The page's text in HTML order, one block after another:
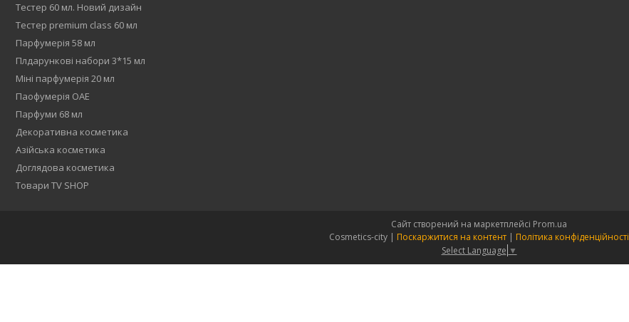
Тестер 60 мл. Новий дизайн
Тестер premium class 60 мл
Парфумерія 58 мл
Плдарункові набори 3*15 мл
Міні парфумерія 20 мл
Паофумерія ОАЕ
Парфуми 68 мл
Декоративна косметика
Азійська косметика
Доглядова косметика
Товари TV SHOP
Сайт створений на маркетплейсі Prom.ua
Cosmetics-city | Поскаржитися на контент | Політика конфіденційності
Select Language ▼